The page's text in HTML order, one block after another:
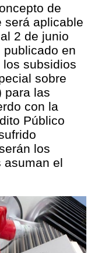
de
será aplicable
2 de junio
en
subsidios
sobre
para las
con la
Público
los
asuman el